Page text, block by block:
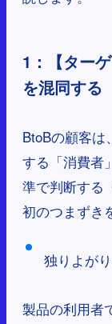
1：【ター
を混同する
BtoBの顧客は
する「消費者
準で判断する
初のつまずき
独りよが
製品の利用者